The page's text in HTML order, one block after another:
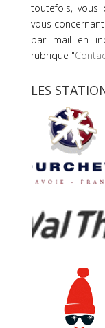
toutefois, vous
vous
par mail en
rubrique "
LES